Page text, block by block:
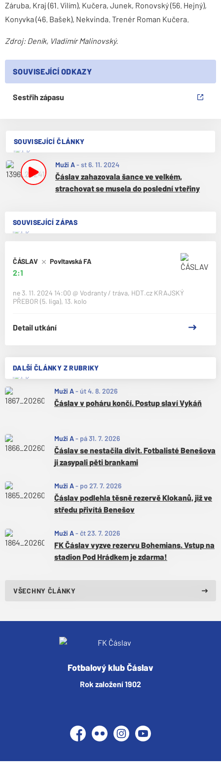
SOUVISEJÍCÍ ZÁPAS
ČÁSLAV Povltavská FA
2:1
ne 3. 11. 2024 14:00 @ Vodranty / tráva, HDT.cz KRAJSKÝ
PŘEBOR (5. liga), 13. kolo
Detail utkání
DALŠÍ ČLÁNKY Z RUBRIKY
Muži A- út 4. 8. 2026
Čáslav v poháru končí. Postup slaví Vykáň
Muži A- pá 31. 7. 2026
Čáslav se nestačila divit. Fotbalisté Benešova
ji zasypali pěti brankami
Muži A- po 27. 7. 2026
Čáslav podlehla těsně rezervě Klokanů, již ve
středu přivítá Benešov
Muži A- čt 23. 7. 2026
FK Čáslav vyzve rezervu Bohemians. Vstup na
stadion Pod Hrádkem je zdarma!
VŠECHNY ČLÁNKY
Záruba, Kraj (61. Vilím), Kučera, Junek, Ronovský (56. Hejný),
Konyvka (46. Bašek), Nekvinda. Trenér Roman Kučera.
Zdroj: Deník, Vladimír Malinovský.
SOUVISEJÍCÍ ODKAZY
Sestřih zápasu
SOUVISEJÍCÍ ČLÁNKY
Muži A- st 6. 11. 2024
Čáslav zahazovala šance ve velkém,
strachovat se musela do poslední vteřiny
Fotbalový klub Čáslav
Rok založení 1902
Facebook
Flickr InstagramYouTube